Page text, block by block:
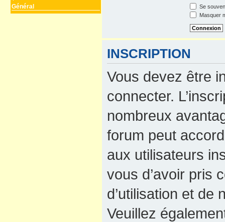
Général
Se
Masquer
INSCRIPTION
Vous devez être
connecter.
nombreux
forum peut
aux utilisateurs
vous d’avoir pris
d’utilisation et de
Veuillez